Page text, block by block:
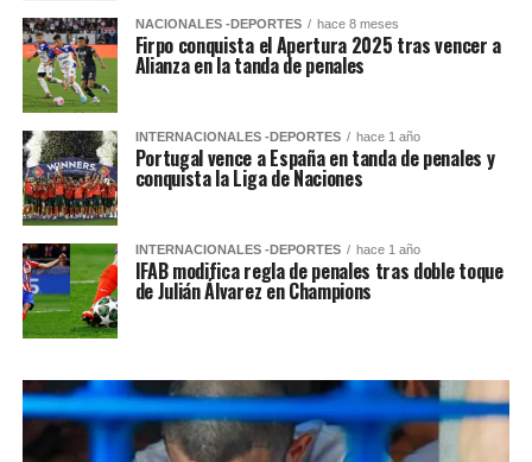
NACIONALES -DEPORTES hace 8 meses
Firpo conquista el Apertura 2025 tras vencer a
Alianza en la tanda de penales
INTERNACIONALES -DEPORTES hace 1 año
Portugal vence a España en tanda de penales y
conquista la Liga de Naciones
INTERNACIONALES -DEPORTES hace 1 año
IFAB modifica regla de penales tras doble toque
de Julián Álvarez en Champions